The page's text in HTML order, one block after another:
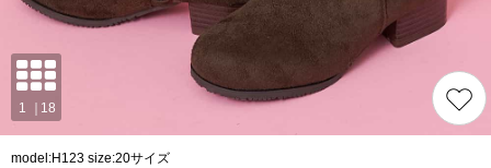
model:H123 size:20サイズ